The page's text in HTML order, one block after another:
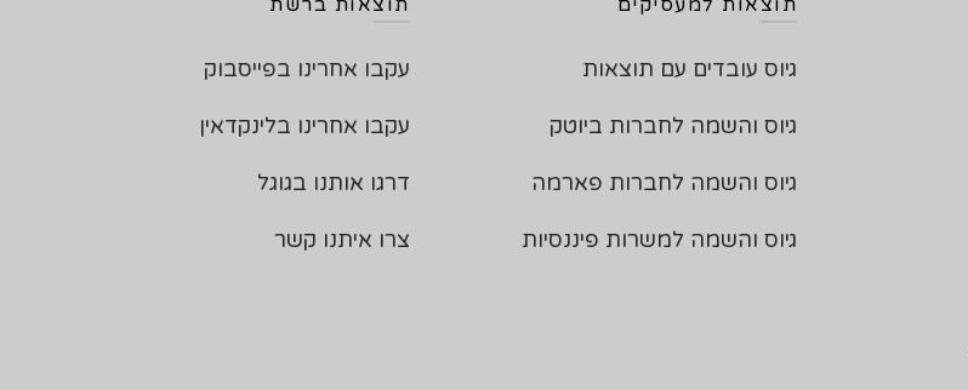
גיוס עובדים עם תוצאות
גיוס והשמה לחברות ביוטק
גיוס והשמה לחברות פארמה
גיוס והשמה למשרות פיננסיות
עקבו אחרינו בפייסבוק
עקבו אחרינו בלינקדאין
דרגו אותנו בגוגל
צרו איתנו קשר